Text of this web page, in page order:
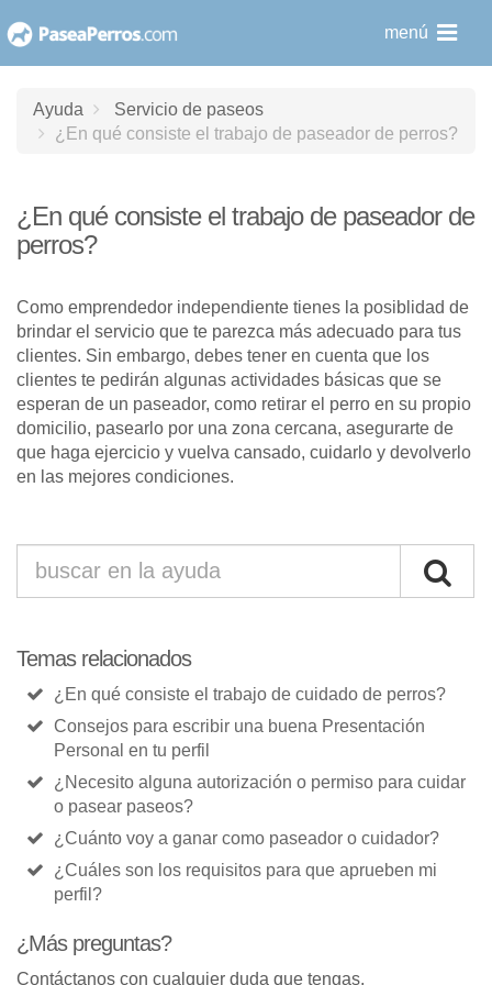
al
menú
Ayuda
Servicio de paseos
¿En qué consiste el trabajo de paseador de perros?
¿En qué consiste el trabajo de paseador de
perros?
Como emprendedor independiente tienes la posiblidad de
brindar el servicio que te parezca más adecuado para tus
clientes. Sin embargo, debes tener en cuenta que los
clientes te pedirán algunas actividades básicas que se
esperan de un paseador, como retirar el perro en su propio
domicilio, pasearlo por una zona cercana, asegurarte de
que haga ejercicio y vuelva cansado, cuidarlo y devolverlo
en las mejores condiciones.
Temas relacionados
¿En qué consiste el trabajo de cuidado de perros?
Consejos para escribir una buena Presentación
Personal en tu perfil
¿Necesito alguna autorización o permiso para cuidar
o pasear paseos?
¿Cuánto voy a ganar como paseador o cuidador?
¿Cuáles son los requisitos para que aprueben mi
perfil?
¿Más preguntas?
Contáctanos con cualquier duda que tengas.